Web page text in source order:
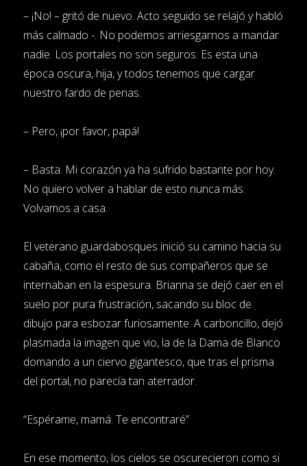
– ¡No! – gritó de nuevo. Acto seguido se relajó y habló
más calmado -. No podemos arriesgarnos a mandar
nadie. Los portales no son seguros. Es esta una
época oscura, hija, y todos tenemos que cargar
nuestro fardo de penas.
– Pero, ¡por favor, papá!
– Basta. Mi corazón ya ha sufrido bastante por hoy.
No quiero volver a hablar de esto nunca más.
Volvamos a casa.
El veterano guardabosques inició su camino hacia su
cabaña, como el resto de sus compañeros que se
internaban en la espesura. Brianna se dejó caer en el
suelo por pura frustración, sacando su bloc de
dibujo para esbozar furiosamente. A carboncillo, dejó
plasmada la imagen que vio, la de la Dama de Blanco
domando a un ciervo gigantesco, que tras el prisma
del portal, no parecía tan aterrador.
“Espérame, mamá. Te encontraré”
En ese momento, los cielos se oscurecieron como si